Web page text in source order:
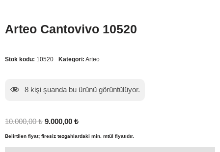
Arteo Cantovivo 10520
Stok kodu: 10520 Kategori: Arteo
8 kişi şuanda bu ürünü görüntülüyor.
10.000,00₺ 9.000,00 ₺
Belirtilen fiyat; firesiz tezgahlardaki min. mtül fiyatıdır.